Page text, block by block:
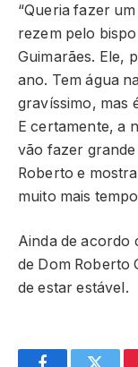
“Queria fazer
rezem pelo
Guimarães. Ele,
ano. Tem água
gravíssimo, mas
E certamente, a
vão fazer
Roberto e
muito mais
Ainda de acordo
de Dom Roberto
de estar estável.